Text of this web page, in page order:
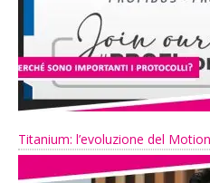
Titanium: l’evoluzione del